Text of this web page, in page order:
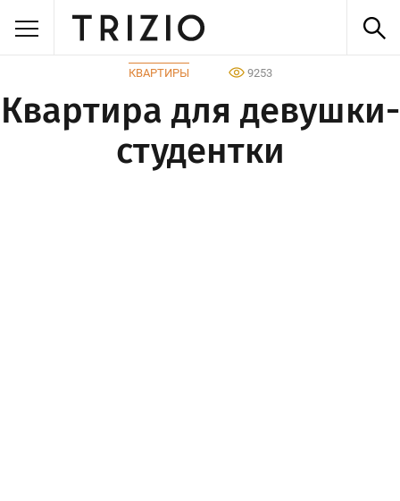
КВАРТИРЫ 9253
Квартира для девушки-
студентки